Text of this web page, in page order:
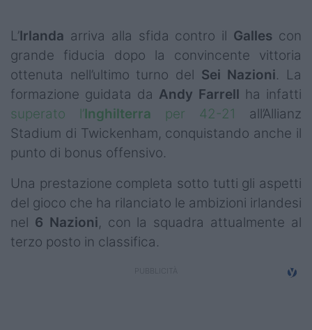
L’Irlanda arriva alla sfida contro il Galles con
grande fiducia dopo la convincente vittoria
ottenuta nell’ultimo turno del Sei Nazioni. La
formazione guidata da Andy Farrell ha infatti
superato l’Inghilterra per 42-21 all’Allianz
Stadium di Twickenham, conquistando anche il
punto di bonus offensivo.
Una prestazione completa sotto tutti gli aspetti
del gioco che ha rilanciato le ambizioni irlandesi
nel 6 Nazioni, con la squadra attualmente al
terzo posto in classifica.